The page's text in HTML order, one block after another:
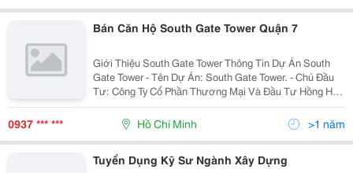
Bán Căn Hộ South Gate Tower Quận 7
Giới Thiệu South Gate Tower Thông Tin Dự Án South
Gate Tower - Tên Dự Án: South Gate Tower. - Chủ Đầu
Tư: Công Ty Cổ Phần Thương Mại Và Đầu Tư Hồng Hà.
- Công Ty Thi Công: Công Ty Cổ Phần Tập Đoàn Xây
Dựng Hòa Bình. - Vị Trí Dự Án:...
0937 *** *** Hồ Chí Minh >1 năm
Tuyển Dụng Kỹ Sư Ngành Xây Dựng